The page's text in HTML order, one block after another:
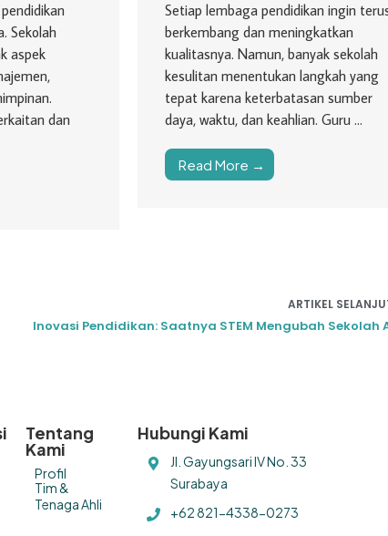
Sekolah
aspek
dan
Setiap lembaga pendidikan ingin
berkembang dan meningkatkan
kualitasnya. Namun, banyak sekolah
kesulitan menentukan langkah yang
tepat karena keterbatasan sumber
daya, waktu, dan keahlian. Guru ...
Read More →
ARTIKEL
Inovasi Pendidikan: Saatnya STEM Mengubah Sekolah
Tentang
Kami
Profil
Tim &
Tenaga Ahli
Hubungi Kami
Jl. Gayungsari IV No. 33
Surabaya
+62 821-4338-0273